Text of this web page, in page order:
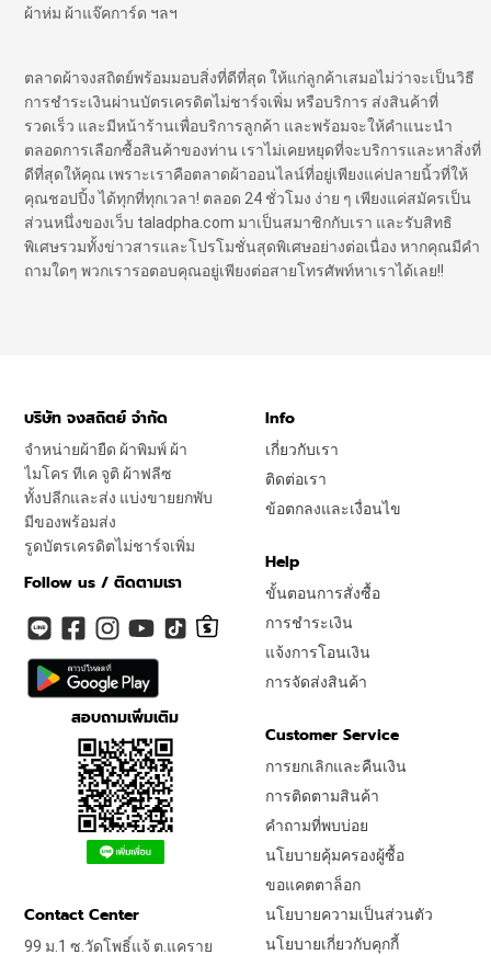
ผ้าห่ม ผ้าแจ๊คการ์ด ฯลฯ
ตลาดผ้าจงสถิตย์พร้อมมอบสิ่งที่ดีที่สุด ให้แก่ลูกค้าเสมอไม่ว่าจะเป็นวิธี
การชำระเงินผ่านบัตรเครดิตไม่ชาร์จเพิ่ม หรือบริการ ส่งสินค้าที่
รวดเร็ว และมีหน้าร้านเพื่อบริการลูกค้า และพร้อมจะให้คำแนะนำ
ตลอดการเลือกซื้อสินค้าของท่าน เราไม่เคยหยุดที่จะบริการและหาสิ่งที่
ดีที่สุดให้คุณ เพราะเราคือตลาดผ้าออนไลน์ที่อยู่เพียงแค่ปลายนิ้วที่ให้
คุณชอปปิ้ง ได้ทุกที่ทุกเวลา! ตลอด 24 ชั่วโมง ง่าย ๆ เพียงแค่สมัครเป็น
ส่วนหนึ่งของเว็บ taladpha.com มาเป็นสมาชิกกับเรา และรับสิทธิ
พิเศษรวมทั้งข่าวสารและโปรโมชั่นสุดพิเศษอย่างต่อเนื่อง หากคุณมีคำ
ถามใดๆ พวกเรารอตอบคุณอยู่เพียงต่อสายโทรศัพท์หาเราได้เลย!!
บริษัท จงสถิตย์ จำกัด
จำหน่ายผ้ายืด ผ้าพิมพ์ ผ้า
ไมโคร ทีเค จูติ ผ้าฟลีซ
ทั้งปลีกและส่ง แบ่งขายยกพับ
มีของพร้อมส่ง
รูดบัตรเครดิตไม่ชาร์จเพิ่ม
Follow us / ติดตามเรา
สอบถามเพิ่มเติม
Info
เกี่ยวกับเรา
ติดต่อเรา
ข้อตกลงและเงื่อนไข
Help
ขั้นตอนการสั่งซื้อ
การชำระเงิน
แจ้งการโอนเงิน
การจัดส่งสินค้า
Customer Service
การยกเลิกและคืนเงิน
การติดตามสินค้า
คำถามที่พบบ่อย
นโยบายคุ้มครองผู้ซื้อ
ขอแคตตาล็อก
นโยบายความเป็นส่วนตัว
นโยบายเกี่ยวกับคุกกี้
Contact Center
99 ม.1 ซ.วัดโพธิ์แจ้ ต.แคราย